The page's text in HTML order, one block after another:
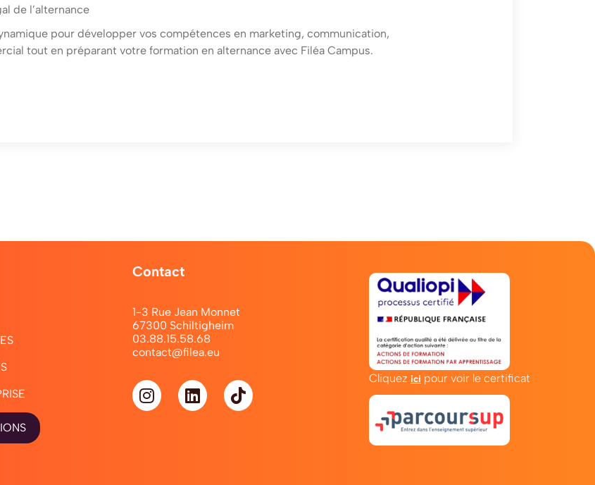
de l’alternance
pour développer vos compétences en marketing, communication,
tout en préparant votre formation en alternance avec Filéa Campus.
Contact
1-3 Rue Jean Monnet
67300 Schiltigheim
03.88.15.58.68
contact@filea.eu
Cliquez ici pour voir le certificat